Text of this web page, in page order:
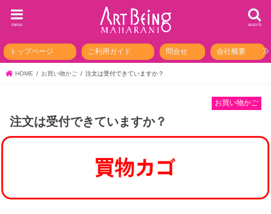
search
menu
トップページ ご利用ガイド 問合せ 会社概要
HOME お買い物かご 注文は受付できていますか？
お買い物かご
注文は受付できていますか？